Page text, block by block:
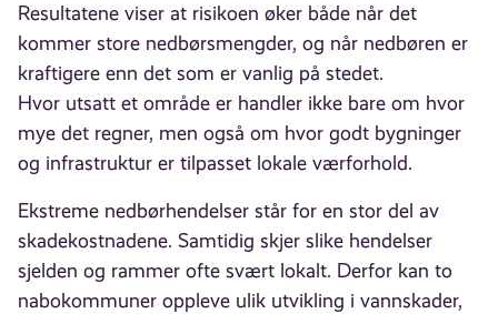
Resultatene viser at risikoen øker både når det
kommer store nedbørsmengder, og når nedbøren er
kraftigere enn det som er vanlig på stedet.
Hvor utsatt et område er handler ikke bare om hvor
mye det regner, men også om hvor godt bygninger
og infrastruktur er tilpasset lokale værforhold.
Ekstreme nedbørhendelser står for en stor del av
skadekostnadene. Samtidig skjer slike hendelser
sjelden og rammer ofte svært lokalt. Derfor kan to
nabokommuner oppleve ulik utvikling i vannskader,